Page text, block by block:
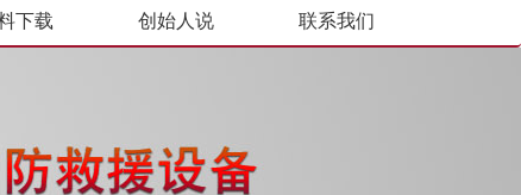
下载 创始人说 联系我们